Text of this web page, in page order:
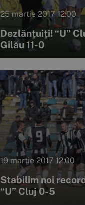
25 martie 2017 12:00
Dezlănțuiți! “U”
Gilău 11-0
19 martie 2017 12:00
Stabilim noi
“U” Cluj 0-5